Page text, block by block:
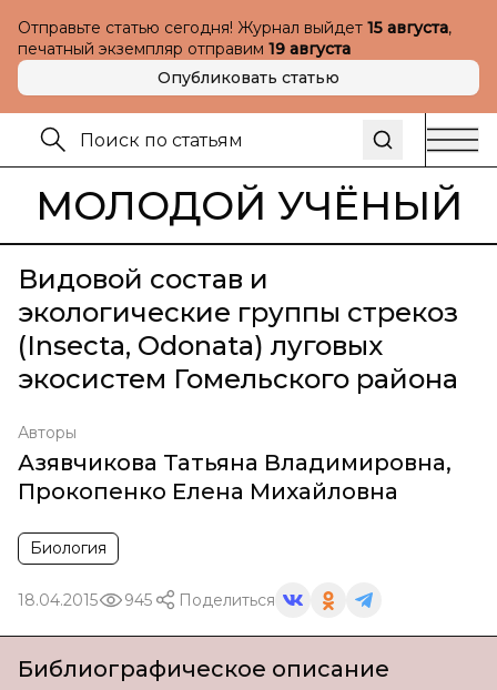
Отправьте статью сегодня! Журнал выйдет 15 августа,
печатный экземпляр отправим 19 августа
Опубликовать статью
МОЛОДОЙ УЧЁНЫЙ
Видовой состав и
экологические группы стрекоз
(Insecta, Odonata) луговых
экосистем Гомельского района
Авторы
Азявчикова Татьяна Владимировна,
Прокопенко Елена Михайловна
Биология
18.04.2015 945 Поделиться
Библиографическое описание